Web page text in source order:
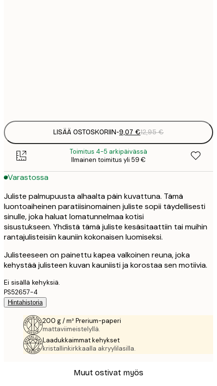
LISÄÄ OSTOSKORIIN-9,07 €12,95 €
Toimitus 4-5 arkipäivässä
Ilmainen toimitus yli 59 €
Varastossa
Juliste palmupuusta alhaalta päin kuvattuna. Tämä
luontoaiheinen paratiisinomainen juliste sopii täydellisesti
sinulle, joka haluat lomatunnelmaa kotisi
sisustukseen. Yhdistä tämä juliste kesäsitaattiin tai muihin
rantajulisteisiin kauniin kokonaisen luomiseksi.
Julisteeseen on painettu kapea valkoinen reuna, joka
kehystää julisteen kuvan kauniisti ja korostaa sen motiivia.
Ei sisällä kehyksiä.
PS52657-4
Hintahistoria
200 g / m² Prerium-paperi
mattaviimeistelyllä.
Laadukkaimmat kehykset
kristallinkirkkaalla akryylilasilla.
Muut ostivat myös